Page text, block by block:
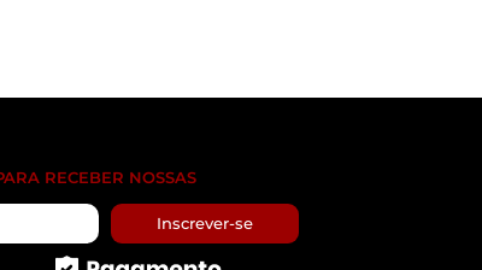
RECEBER NOSSAS
Inscrever-se